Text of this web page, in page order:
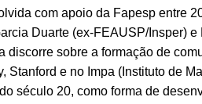
com apoio da Fapesp entre
Duarte (ex-FEAUSP/Insper)
discorre sobre a formação de
Stanford e no Impa (Instituto de
século 20, como forma de